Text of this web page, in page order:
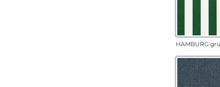
HAMBURG